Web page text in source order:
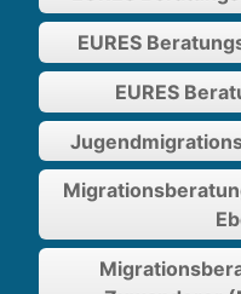
EURES
EURES